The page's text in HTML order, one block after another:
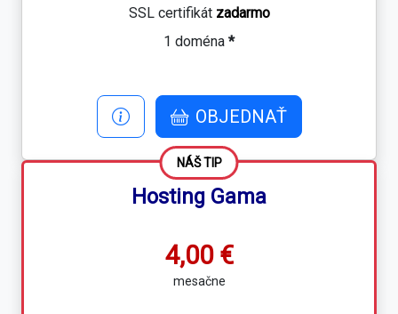
SSL certifikát zadarmo
1 doména *
OBJEDNAŤ
NÁŠ TIP
Hosting Gama
4,00 €
mesačne